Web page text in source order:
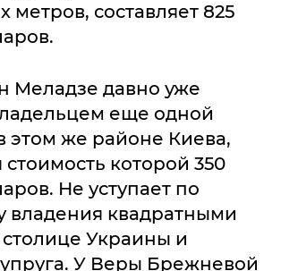
метров, составляет 825
Меладзе давно уже
еще одной
этом же районе Киева,
которой 350
Не уступает по
владения квадратными
Украины и
У Веры Брежневой